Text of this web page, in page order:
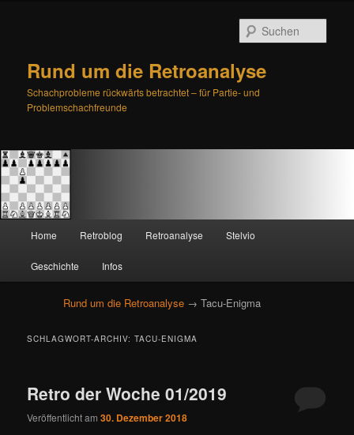
Rund um die Retroanalyse
Schachprobleme rückwärts betrachtet – für Partie- und
Problemschachfreunde
Zum
primären
Inhalt
springen
Zum
sekundären
Inhalt
springen
Home Retroblog Retroanalyse Stelvio
Geschichte Infos
Rund um die Retroanalyse → Tacu-Enigma
SCHLAGWORT-ARCHIV:TACU-ENIGMA
Retro der Woche 01/2019
Veröffentlicht am30. Dezember 2018